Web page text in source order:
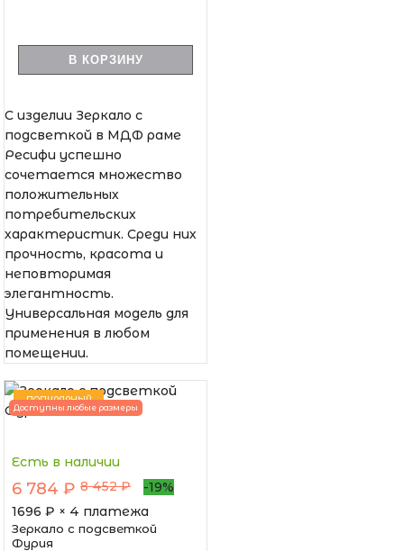
В КОРЗИНУ
С изделии Зеркало с
подсветкой в МДФ раме
Ресифи успешно
сочетается множество
положительных
потребительских
характеристик. Среди них
прочность, красота и
неповторимая
элегантность.
Универсальная модель для
применения в любом
помещении.
ПОПУЛЯРНЫЙ
Доступны любые размеры
Есть в наличии
6 784 ₽ 8 452 ₽
-19%
1696 ₽ × 4 платежа
Зеркало с подсветкой
Фурия